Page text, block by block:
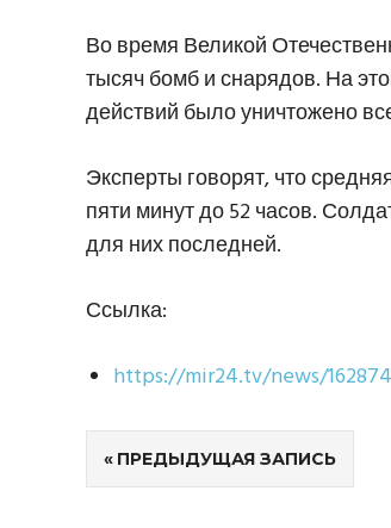
Во время Великой
тысяч бомб и снарядов. На
действий было уничтожено
Эксперты говорят, что
пяти минут до 52 часов.
для них последней.
Ссылка:
https://mir24.tv/news/
Навигация
ПРЕДЫДУЩАЯ ЗАПИСЬ